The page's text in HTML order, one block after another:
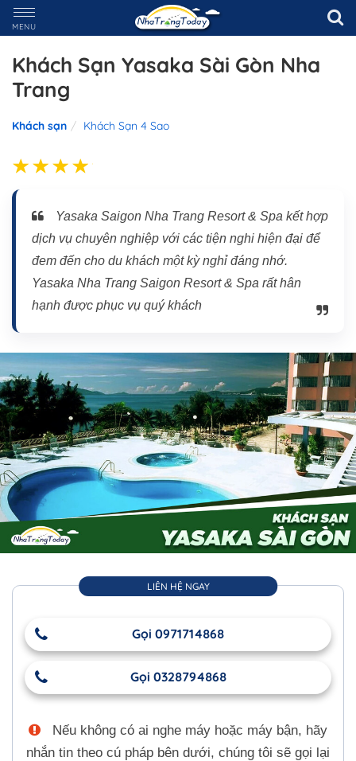
MENU
Khách Sạn Yasaka Sài Gòn Nha
Trang
Khách sạn Khách Sạn 4 Sao
Yasaka Saigon Nha Trang Resort & Spa kết hợp
dịch vụ chuyên nghiệp với các tiện nghi hiện đại để
đem đến cho du khách một kỳ nghỉ đáng nhớ.
Yasaka Nha Trang Saigon Resort & Spa rất hân
hạnh được phục vụ quý khách
LIÊN HỆ NGAY
Gọi 0971714868
Gọi 0328794868
Nếu không có ai nghe máy hoặc máy bận, hãy
nhắn tin theo cú pháp bên dưới, chúng tôi sẽ gọi lại